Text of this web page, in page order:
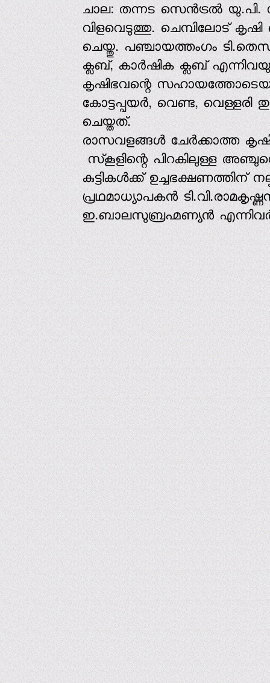
ചാല: തന്നട സെന്‍ട്രല്‍ യു.പി.
വിളവെടുത്തു. ചെമ്പിലോട്
ചെയ്തു. പഞ്ചായത്തംഗം
ക്ലബ്, കാര്‍ഷിക ക്ലബ്
കൃഷിഭവന്റെ
കോട്ടപ്പയര്‍, വെണ്ട, വെള്ളരി
ചെയ്തത്.
രാസവളങ്ങള്‍ ചേര്‍ക്കാത്ത
സ്‌കൂളിന്റെ പിറകിലുള്ള
കുട്ടികള്‍ക്ക് ഉച്ചഭക്ഷണത്തിന്
പ്രഥമാധ്യാപകന്‍
ഇ.ബാലസുബ്രഹ്മണ്യന്‍ എന്നിവര്‍